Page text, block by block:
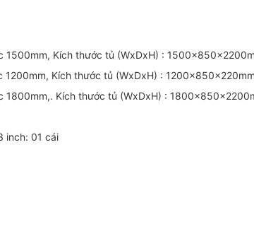
1500mm, Kích thước tủ (WxDxH) :
1200mm, Kích thước tủ (WxDxH) :
1800mm,. Kích thước tủ (WxDxH) :
inch: 01 cái